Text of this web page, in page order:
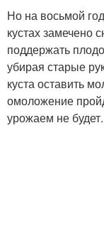
Но на восьмой
кустах замечено
поддержать
убирая старые
куста оставить
омоложение
урожаем не будет.